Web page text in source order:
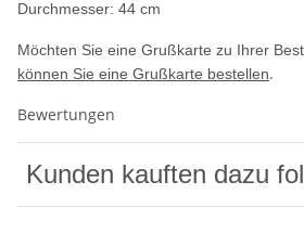
Durchmesser: 44 cm
Möchten Sie eine Grußkarte zu Ihrer
können Sie eine Grußkarte bestellen.
Bewertungen
Kunden kauften dazu